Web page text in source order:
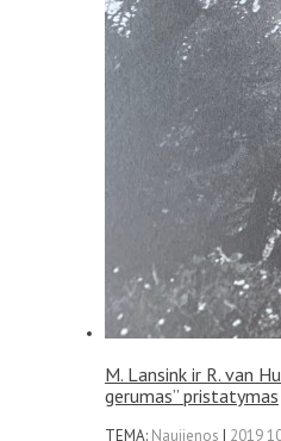
M. Lansink ir R. van
gerumas” pristatymas
TEMA: Naujienos | 2019